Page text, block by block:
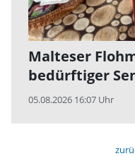
Malteser
bedürftiger
05.08.2026 16:07 Uhr